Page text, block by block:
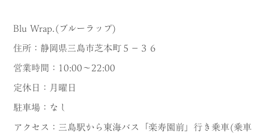
Blu Wrap.(ブルーラップ)
住所：静岡県三島市芝本町５−３６
営業時間：10:00〜22:00
定休日：月曜日
駐車場：なし
アクセス：三島駅から東海バス「楽寿園前」行き乗車(乗車